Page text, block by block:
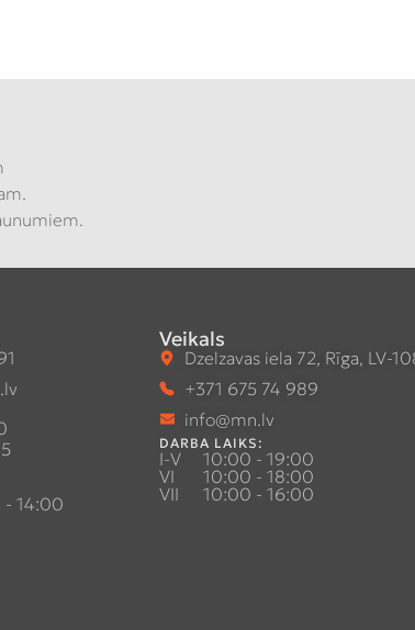
- 14:00
Veikals
Dzelzavas iela 72, Rīga, LV-
+371 675 74 989
info@mn.lv
DARBA LAIKS:
I-V
10:00 - 19:00
VI
10:00 - 18:00
VII
10:00 - 16:00